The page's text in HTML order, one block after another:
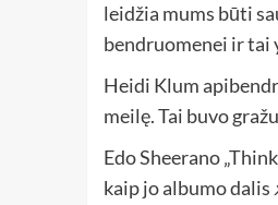
leidžia mums būti
bendruomenei ir tai
Heidi Klum
meilę. Tai buvo
Edo Sheerano
kaip jo albumo dalis